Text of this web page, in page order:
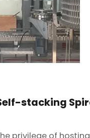
stacking